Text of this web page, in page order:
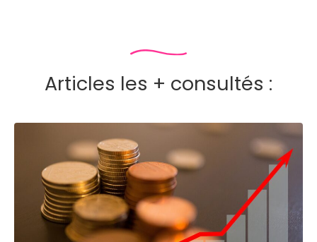
Articles les + consultés :